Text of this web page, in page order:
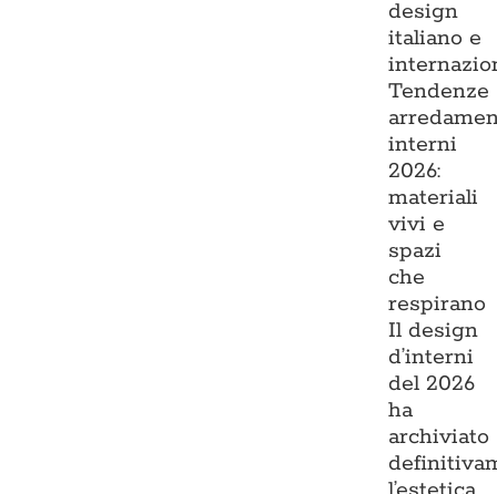
design
italiano e
Tendenze
interni
2026:
materiali
vivi e
spazi
che
respirano
Il design
d’interni
del 2026
ha
archiviato